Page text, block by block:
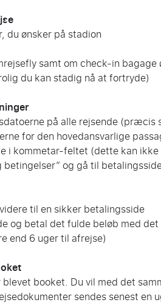
ønsker på stadion
samt om check-in bagage
du kan stadig nå at fortryde)
på alle rejsende (præcis
for den hovedansvarlige
i kommetar-feltet (dette kan ikke
og gå til
til en sikker betalingsside
og betal det fulde beløb med det
end 6 uger til afrejse)
booket. Du vil med det
sendes senest en